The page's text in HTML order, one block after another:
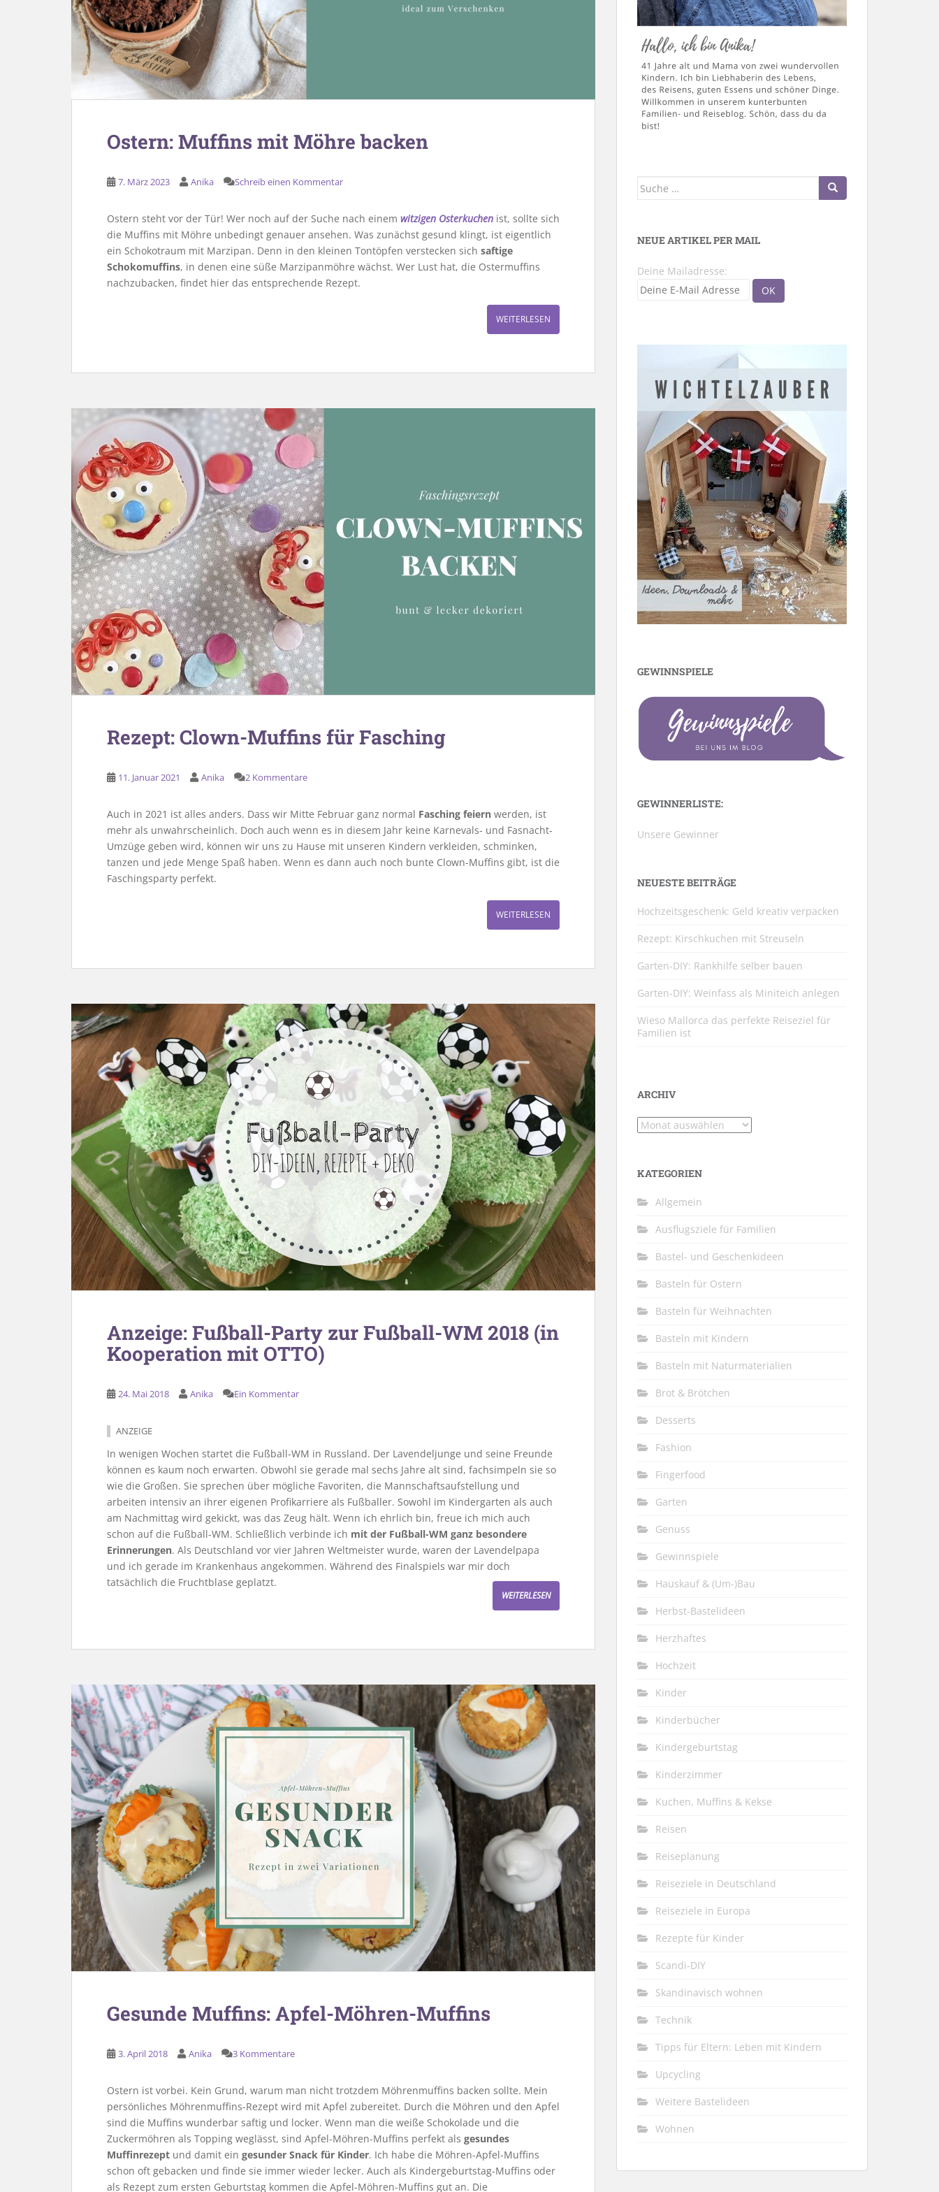
Ostern: Muffins mit Möhre backen
7. März 2023 Anika Schreib einen Kommentar
Ostern steht vor der Tür! Wer noch auf der Suche nach einem witzigen Osterkuchen ist, sollte sich
die Muffins mit Möhre unbedingt genauer ansehen. Was zunächst gesund klingt, ist eigentlich
ein Schokotraum mit Marzipan. Denn in den kleinen Tontöpfen verstecken sich saftige
Schokomuffins, in denen eine süße Marzipanmöhre wächst. Wer Lust hat, die Ostermuffins
nachzubacken, findet hier das entsprechende Rezept.
WEITERLESEN
Rezept: Clown-Muffins für Fasching
11. Januar 2021 Anika 2 Kommentare
Auch in 2021 ist alles anders. Dass wir Mitte Februar ganz normal Fasching feiern werden, ist
mehr als unwahrscheinlich. Doch auch wenn es in diesem Jahr keine Karnevals- und Fasnacht-
Umzüge geben wird, können wir uns zu Hause mit unseren Kindern verkleiden, schminken,
tanzen und jede Menge Spaß haben. Wenn es dann auch noch bunte Clown-Muffins gibt, ist die
Faschingsparty perfekt.
WEITERLESEN
Anzeige: Fußball-Party zur Fußball-WM 2018 (in
Kooperation mit OTTO)
24. Mai 2018 Anika Ein Kommentar
ANZEIGE
In wenigen Wochen startet die Fußball-WM in Russland. Der Lavendeljunge und seine Freunde
können es kaum noch erwarten. Obwohl sie gerade mal sechs Jahre alt sind, fachsimpeln sie so
wie die Großen. Sie sprechen über mögliche Favoriten, die Mannschaftsaufstellung und
arbeiten intensiv an ihrer eigenen Profikarriere als Fußballer. Sowohl im Kindergarten als auch
am Nachmittag wird gekickt, was das Zeug hält. Wenn ich ehrlich bin, freue ich mich auch
schon auf die Fußball-WM. Schließlich verbinde ich mit der Fußball-WM ganz besondere
Erinnerungen. Als Deutschland vor vier Jahren Weltmeister wurde, waren der Lavendelpapa
und ich gerade im Krankenhaus angekommen. Während des Finalspiels war mir doch
tatsächlich die Fruchtblase geplatzt.
WEITERLESEN
Gesunde Muffins: Apfel-Möhren-Muffins
3. April 2018 Anika 3 Kommentare
Ostern ist vorbei. Kein Grund, warum man nicht trotzdem Möhrenmuffins backen sollte. Mein
persönliches Möhrenmuffins-Rezept wird mit Apfel zubereitet. Durch die Möhren und den Apfel
sind die Muffins wunderbar saftig und locker. Wenn man die weiße Schokolade und die
Zuckermöhren als Topping weglässt, sind Apfel-Möhren-Muffins perfekt als gesundes
Muffinrezept und damit ein gesunder Snack für Kinder. Ich habe die Möhren-Apfel-Muffins
schon oft gebacken und finde sie immer wieder lecker. Auch als Kindergeburtstag-Muffins oder
als Rezept zum ersten Geburtstag kommen die Apfel-Möhren-Muffins gut an. Die
Suche
NEUE ARTIKEL PER MAIL
Deine Mailadresse:
GEWINNSPIELE
GEWINNERLISTE:
Unsere Gewinner
NEUESTE BEITRÄGE
Hochzeitsgeschenk: Geld kreativ verpacken
Rezept: Kirschkuchen mit Streuseln
Garten-DIY: Rankhilfe selber bauen
Garten-DIY: Weinfass als Miniteich anlegen
Wieso Mallorca das perfekte Reiseziel für
Familien ist
ARCHIV
Archiv
KATEGORIEN
Allgemein
Ausflugsziele für Familien
Bastel- und Geschenkideen
Basteln für Ostern
Basteln für Weihnachten
Basteln mit Kindern
Basteln mit Naturmaterialien
Brot & Brötchen
Desserts
Fashion
Fingerfood
Garten
Genuss
Gewinnspiele
Hauskauf & (Um-)Bau
Herbst-Bastelideen
Herzhaftes
Hochzeit
Kinder
Kinderbücher
Kindergeburtstag
Kinderzimmer
Kuchen, Muffins & Kekse
Reisen
Reiseplanung
Reiseziele in Deutschland
Reiseziele in Europa
Rezepte für Kinder
Scandi-DIY
Skandinavisch wohnen
Technik
Tipps für Eltern: Leben mit Kindern
Upcycling
Weitere Bastelideen
Wohnen